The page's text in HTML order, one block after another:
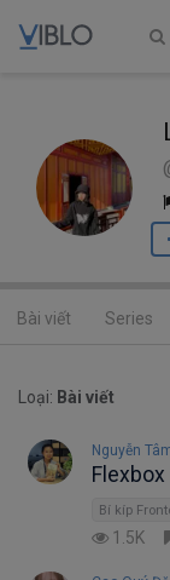
Bài viết Series
Loại: Bài viết
Nguyễn
Bí kíp
1.5K